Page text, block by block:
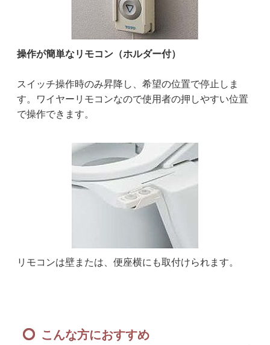
操作が簡単なリモコン（ホルダー付）
スイッチ操作時のみ昇降し、希望の位置で停止しま
す。ワイヤーリモコンなので使用者の押しやすい位置
で操作できます。
リモコンは壁または、便座横にも取付けられます。
こんな方におすすめ